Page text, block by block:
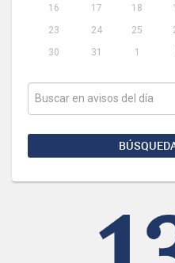
16
17 18
23
24 25
30
31 1